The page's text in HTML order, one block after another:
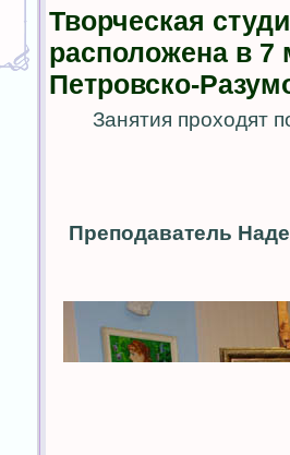
Творческая
расположена в
Петровско-
Занятия проходят
Преподаватель